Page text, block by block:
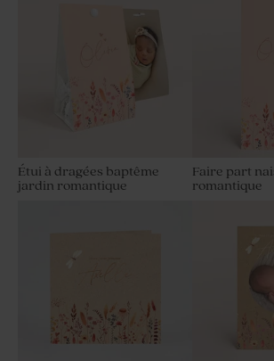
Étui à dragées baptême
jardin romantique
Faire part
romantique